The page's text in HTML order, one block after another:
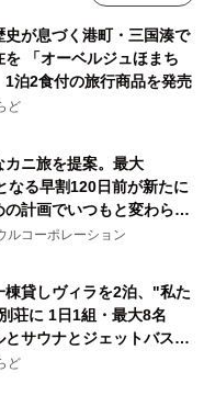
史が息づく港町・三国湊で
を 「オーベルジュほまち
泊2食付の旅行商品を発売
ど
カニ旅を提案。最大
なる早割120日前が新たに
の計画でいつもと変わらぬ
。ー夕日ヶ浦温泉「佳松
か」ー
ルコーポレーション
棟貸しヴィラを2泊、"私た
荘に 1日1組・最大8名
とサウナとジェットバス付
Temps AWAJIの連泊
ど